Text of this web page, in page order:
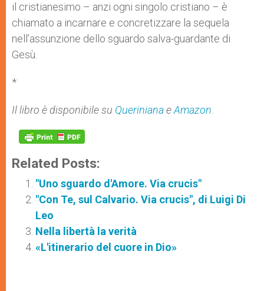
il cristianesimo – anzi ogni singolo cristiano – è
chiamato a incarnare e concretizzare la sequela
nell’assunzione dello sguardo salva-guardante di
Gesù.
*
Il libro è disponibile su QuerinianaeAmazon
Related Posts:
"Uno sguardo d'Amore. Via crucis"
"Con Te, sul Calvario. Via crucis", di Luigi Di
Leo
Nella libertà la verità
«L'itinerario del cuore in Dio»